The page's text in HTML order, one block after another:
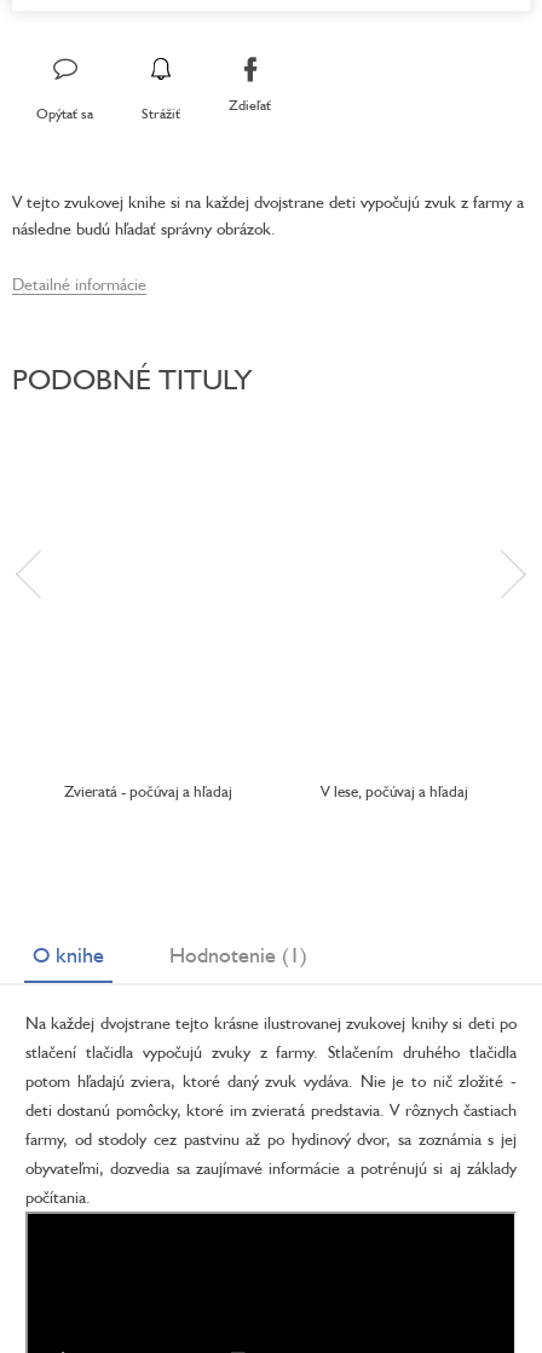
Opýtať sa Strážiť Zdieľať
V tejto zvukovej knihe si na každej dvojstrane deti vypočujú zvuk z farmy a
následne budú hľadať správny obrázok.
Detailné informácie
PODOBNÉ TITULY
Zvieratá - počúvaj a hľadaj V lese, počúvaj a hľadaj
O knihe Hodnotenie (1)
Na každej dvojstrane tejto krásne ilustrovanej zvukovej knihy si deti po
stlačení tlačidla vypočujú zvuky z farmy. Stlačením druhého tlačidla
potom hľadajú zviera, ktoré daný zvuk vydáva. Nie je to nič zložité -
deti dostanú pomôcky, ktoré im zvieratá predstavia. V rôznych častiach
farmy, od stodoly cez pastvinu až po hydinový dvor, sa zoznámia s jej
obyvateľmi, dozvedia sa zaujímavé informácie a potrénujú si aj základy
počítania.